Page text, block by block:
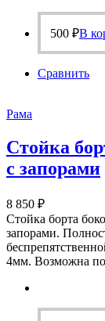
500 ₽В
Сравнить
Рама
Стойка
с запорами
8 850 ₽
Стойка борта
запорами.
4мм. Возможна